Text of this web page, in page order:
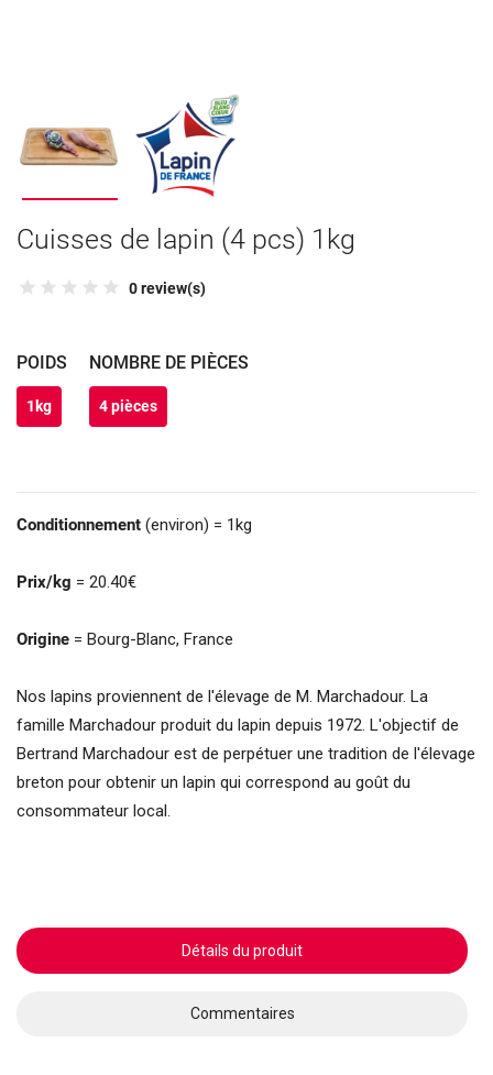
Cuisses de lapin (4 pcs) 1kg
0 review(s)
POIDS
1kg
NOMBRE DE PIÈCES
4 pièces
Conditionnement (environ) = 1kg
Prix/kg = 20.40€
Origine = Bourg-Blanc, France
Nos lapins proviennent de l'élevage de M. Marchadour. La
famille Marchadour produit du lapin depuis 1972. L'objectif de
Bertrand Marchadour est de perpétuer une tradition de l'élevage
breton pour obtenir un lapin qui correspond au goût du
consommateur local.
Détails du produit
Commentaires